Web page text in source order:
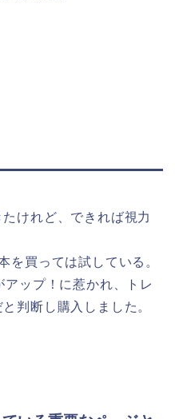
けれど、できれば視力
を買っては試している。
ップ！に惹かれ、トレ
判断し購入しました。